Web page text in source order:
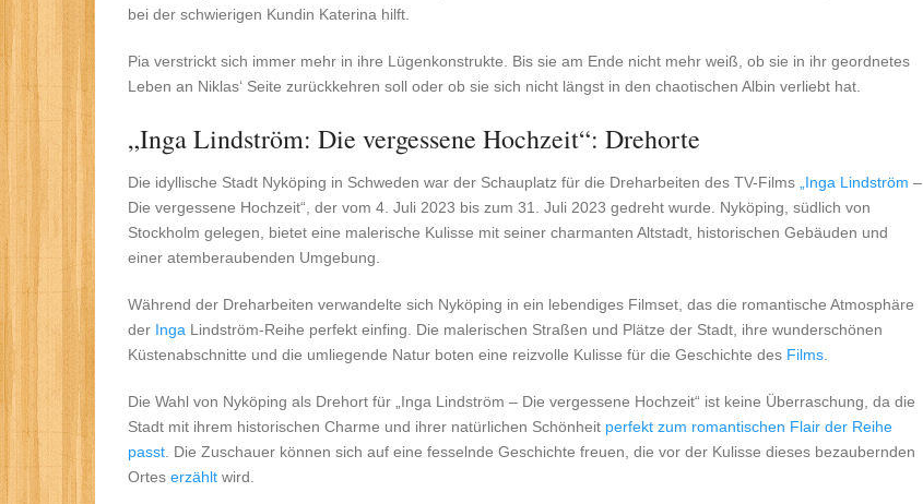
bei der schwierigen Kundin Katerina hilft.
Pia verstrickt sich immer mehr in ihre Lügenkonstrukte. Bis sie am Ende nicht mehr weiß, ob sie in ihr geordnetes
Leben an Niklas‘ Seite zurückkehren soll oder ob sie sich nicht längst in den chaotischen Albin verliebt hat.
„Inga Lindström: Die vergessene Hochzeit“: Drehorte
Die idyllische Stadt Nyköping in Schweden war der Schauplatz für die Dreharbeiten des TV-Films „Inga Lindström –
Die vergessene Hochzeit“, der vom 4. Juli 2023 bis zum 31. Juli 2023 gedreht wurde. Nyköping, südlich von
Stockholm gelegen, bietet eine malerische Kulisse mit seiner charmanten Altstadt, historischen Gebäuden und
einer atemberaubenden Umgebung.
Während der Dreharbeiten verwandelte sich Nyköping in ein lebendiges Filmset, das die romantische Atmosphäre
der Inga Lindström-Reihe perfekt einfing. Die malerischen Straßen und Plätze der Stadt, ihre wunderschönen
Küstenabschnitte und die umliegende Natur boten eine reizvolle Kulisse für die Geschichte des Films
Die Wahl von Nyköping als Drehort für „Inga Lindström – Die vergessene Hochzeit“ ist keine Überraschung, da die
Stadt mit ihrem historischen Charme und ihrer natürlichen Schönheit perfekt zum romantischen Flair der Reihe
passt . Die Zuschauer können sich auf eine fesselnde Geschichte freuen, die vor der Kulisse dieses bezaubernden
Ortes erzählt wird.